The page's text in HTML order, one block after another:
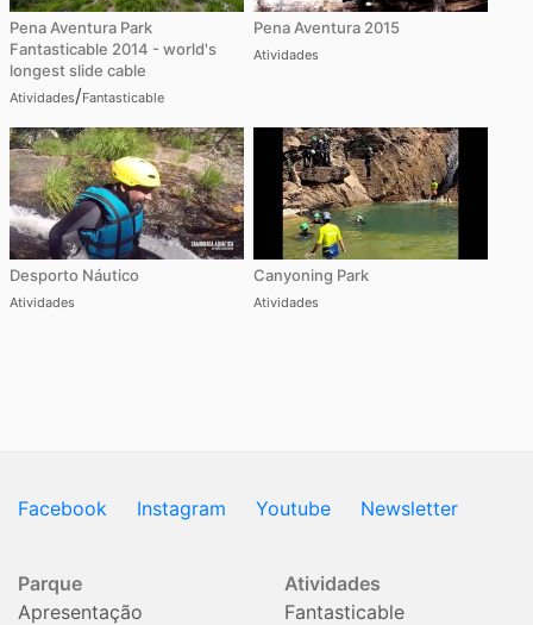
Pena Aventura Park
Fantasticable 2014 - world's
longest slide cable
Atividades/Fantasticable
Pena Aventura 2015
Atividades
Desporto Náutico
Atividades
Canyoning Park
Atividades
Facebook Instagram Youtube Newsletter
Parque
Apresentação
Atividades
Fantasticable